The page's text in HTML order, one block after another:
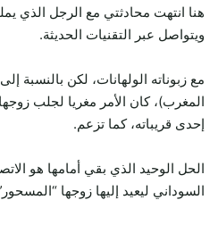
هنا انتهت محادثتي مع الرجل الذي
ويتواصل عبر التقنيات الحديثة.
مع زبوناته الولهانات، لكن بالنسبة
المغرب)، كان الأمر مغريا لجلب
إحدى قريباته، كما تزعم.
الحل الوحيد الذي بقي أمامها هو
السوداني ليعيد إليها زوجها